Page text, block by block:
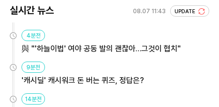
실시간 뉴스 08.07 11:43 UPDATE
4분전
與 "'하늘이법' 여야 공동 발의 괜찮아…그것이 협치"
9분전
'캐시딜' 캐시워크 돈 버는 퀴즈, 정답은?
14분전